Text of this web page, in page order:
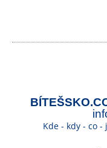
Kde - kdy - co -